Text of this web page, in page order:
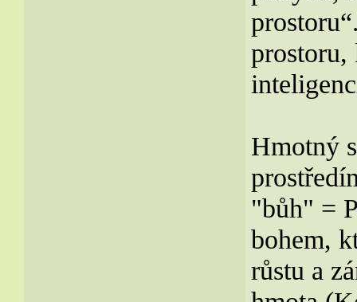
prostoru,
Hmotný
"bůh" =
bohem,
růstu a